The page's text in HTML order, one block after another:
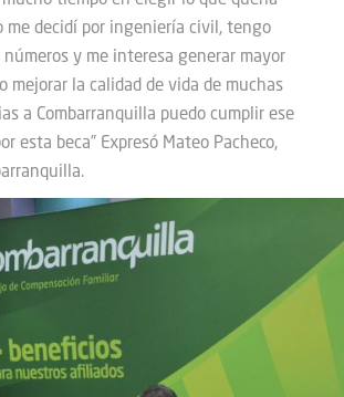
me decidí por ingeniería civil, tengo
y me interesa generar mayor
mejorar la calidad de vida de muchas
a Combarranquilla puedo cumplir ese
esta beca” Expresó Mateo Pacheco,